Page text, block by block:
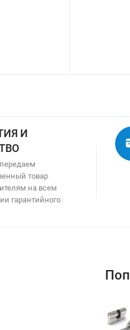
И
товар
на всем
гарантийного